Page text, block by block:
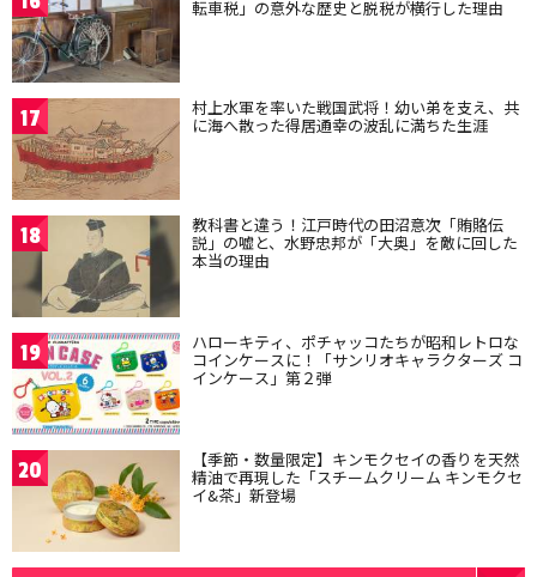
転車税」の意外な歴史と脱税が横行した理由
17 村上水軍を率いた戦国武将！幼い弟を支え、共
に海へ散った得居通幸の波乱に満ちた生涯
18 教科書と違う！江戸時代の田沼意次「賄賂伝
説」の嘘と、水野忠邦が「大奥」を敵に回した
本当の理由
19 ハローキティ、ポチャッコたちが昭和レトロな
コインケースに！「サンリオキャラクターズ コ
インケース」第２弾
20 【季節・数量限定】キンモクセイの香りを天然
精油で再現した「スチームクリーム キンモクセ
イ&茶」新登場